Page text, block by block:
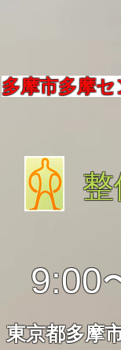
多摩市多摩
整
9:00
東京都多摩